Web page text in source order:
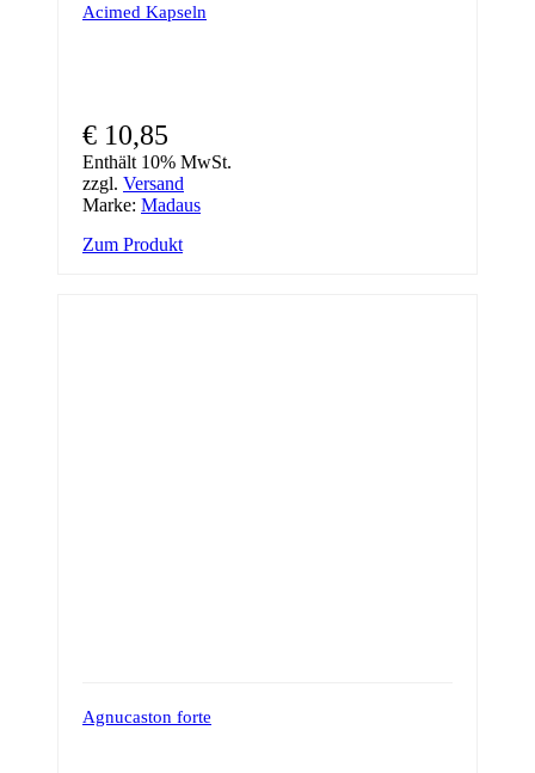
Acimed Kapseln
€ 10,85
Enthält 10% MwSt.
zzgl. Versand
Marke: Madaus
Zum Produkt
Agnucaston forte